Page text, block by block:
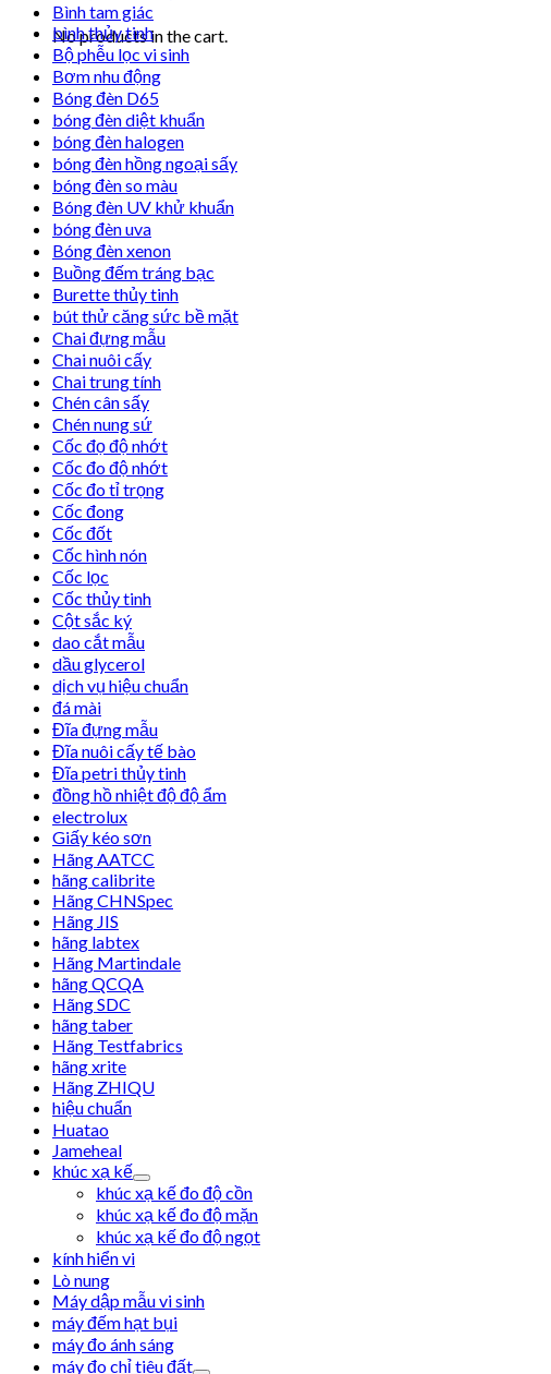
No products in the cart.
Bình tam giác
bình thủy tinh
Bộ phễu lọc vi sinh
Bơm nhu động
Bóng đèn D65
bóng đèn diệt khuẩn
bóng đèn halogen
bóng đèn hồng ngoại sấy
bóng đèn so màu
Bóng đèn UV khử khuẩn
bóng đèn uva
Bóng đèn xenon
Buồng đếm tráng bạc
Burette thủy tinh
bút thử căng sức bề mặt
Chai đựng mẫu
Chai nuôi cấy
Chai trung tính
Chén cân sấy
Chén nung sứ
Cốc đọ độ nhớt
Cốc đo độ nhớt
Cốc đo tỉ trọng
Cốc đong
Cốc đốt
Cốc hình nón
Cốc lọc
Cốc thủy tinh
Cột sắc ký
dao cắt mẫu
dầu glycerol
dịch vụ hiệu chuẩn
đá mài
Đĩa đựng mẫu
Đĩa nuôi cấy tế bào
Đĩa petri thủy tinh
đồng hồ nhiệt độ độ ẩm
electrolux
Giấy kéo sơn
Hãng AATCC
hãng calibrite
Hãng CHNSpec
Hãng JIS
hãng labtex
Hãng Martindale
hãng QCQA
Hãng SDC
hãng taber
Hãng Testfabrics
hãng xrite
Hãng ZHIQU
hiệu chuẩn
Huatao
Jameheal
khúc xạ kế
khúc xạ kế đo độ cồn
khúc xạ kế đo độ mặn
khúc xạ kế đo độ ngọt
kính hiển vi
Lò nung
Máy dập mẫu vi sinh
máy đếm hạt bụi
máy đo ánh sáng
máy đo chỉ tiêu đất